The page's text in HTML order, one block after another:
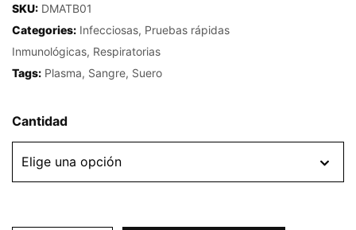
SKU: DMATB01
Categories: Infecciosas, Pruebas rápidas
Inmunológicas, Respiratorias
Tags: Plasma, Sangre, Suero
Cantidad